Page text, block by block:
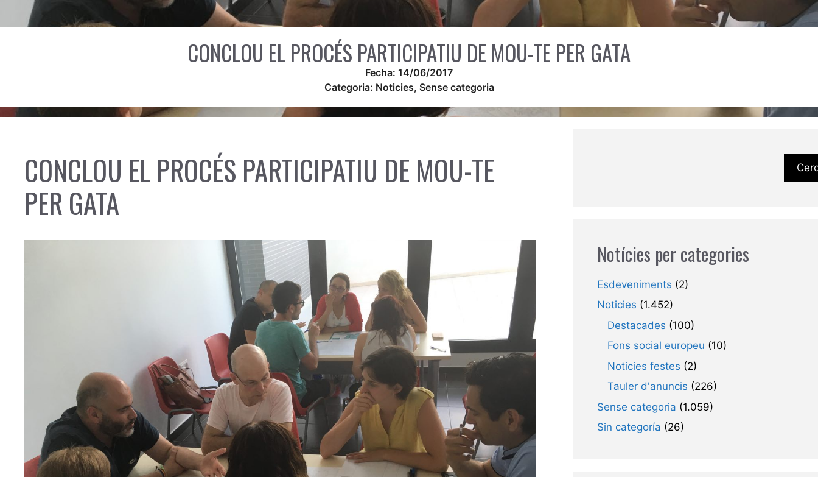
CONCLOU EL PROCÉS PARTICIPATIU DE MOU-TE PER GATA
Fecha: 14/06/2017
Categoria: Noticies, Sense categoria
CONCLOU EL PROCÉS PARTICIPATIU DE MOU-TE
PER GATA
Notícies per categories
Esdeveniments (2)
Noticies (1.452)
Destacades (100)
Fons social europeu (10)
Noticies festes (2)
Tauler d'anuncis (226)
Sense categoria (1.059)
Sin categoría (26)